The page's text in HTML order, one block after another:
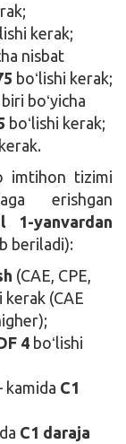
kerak;
nisbat
boʻlishi kerak;
boʻyicha
boʻlishi kerak;
imtihon tizimi
erishgan
1-yanvardan
beriladi):
(CAE, CPE,
kerak (CAE
4 boʻlishi
kamida C1
C1 daraja